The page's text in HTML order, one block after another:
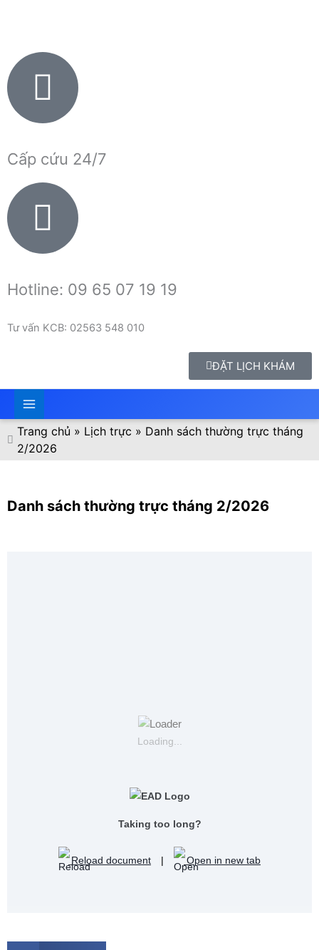
dung
Cấp cứu 24/7
Hotline: 09 65 07 19 19
Tư vấn KCB: 02563 548 010
ĐẶT LỊCH KHÁM
Trang chủ » Lịch trực » Danh sách thường trực tháng
2/2026
Danh sách thường trực tháng 2/2026
Loading...
Taking too long?
Reload document | Open in new tab